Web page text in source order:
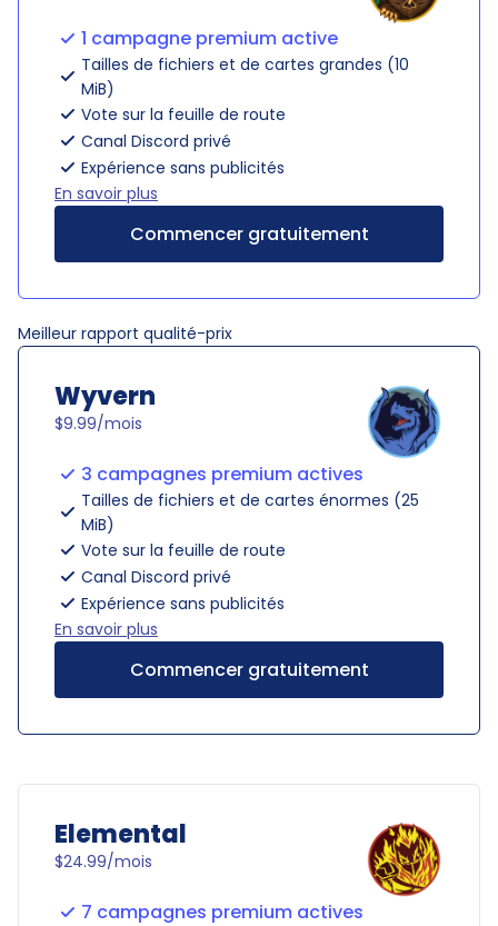
1 campagne premium active
Tailles de fichiers et de cartes grandes (10
MiB)
Vote sur la feuille de route
Canal Discord privé
Expérience sans publicités
En savoir plus
Commencer gratuitement
Meilleur rapport qualité-prix
Wyvern
$9.99/mois
3 campagnes premium actives
Tailles de fichiers et de cartes énormes (25
MiB)
Vote sur la feuille de route
Canal Discord privé
Expérience sans publicités
En savoir plus
Commencer gratuitement
Elemental
$24.99/mois
7 campagnes premium actives